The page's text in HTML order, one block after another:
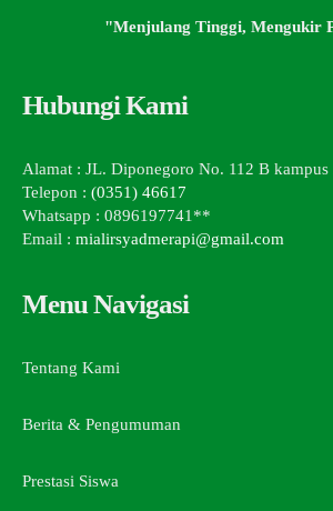
"Menjulang Tinggi, Mengukir
Hubungi Kami
Alamat : JL. Diponegoro No. 112 B kampus
Telepon : (0351) 46617
Whatsapp : 0896197741**
Email : mialirsyadmerapi@gmail.com
Menu Navigasi
Tentang Kami
Berita & Pengumuman
Prestasi Siswa